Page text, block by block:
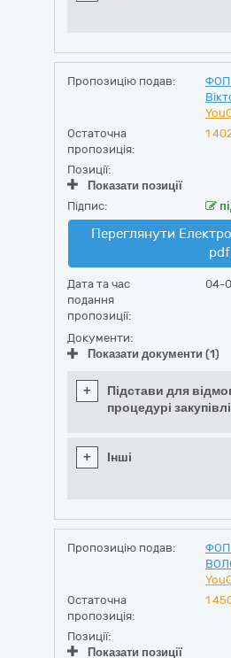
Пропозицію подав:
ФОП
Остаточна
пропозиція:
1
Позиції:
Показати позиції
Підпис:
Переглянути
pdf
Дата та час
подання
пропозиції:
04-
Документи:
Показати документи (1)
+
Підстави для
процедурі закупівлі
+ Інші
Пропозицію подав:
ФОП
Остаточна
пропозиція:
1
Позиції:
Показати позиції